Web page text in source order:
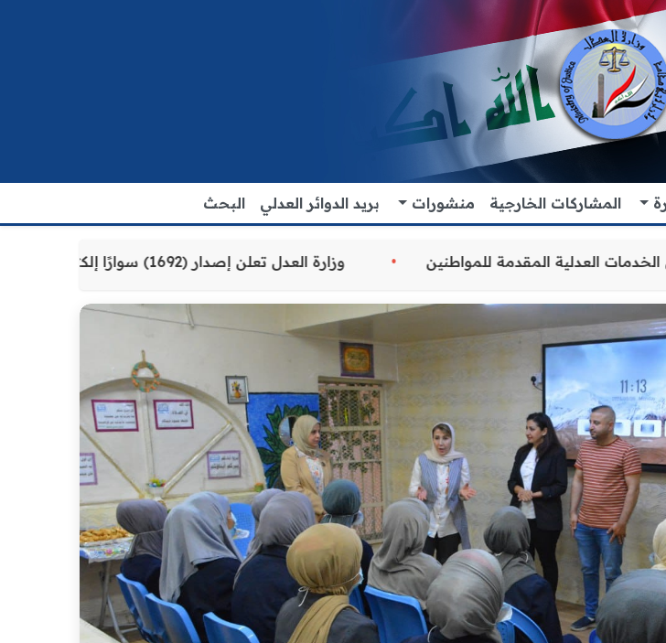
المشاركات الخارجية منشورات بريد الدوائر العدلي البحث
بمستوى الخدمات العدلية المقدمة للمواطنين وزارة العدل تعلن إصدار (1692) سوارًا إلكترونيًا لنزلاء سجن الناصرية المركزي لتنظيم التعاملات المالية داخل المؤسسات الإصلاحية